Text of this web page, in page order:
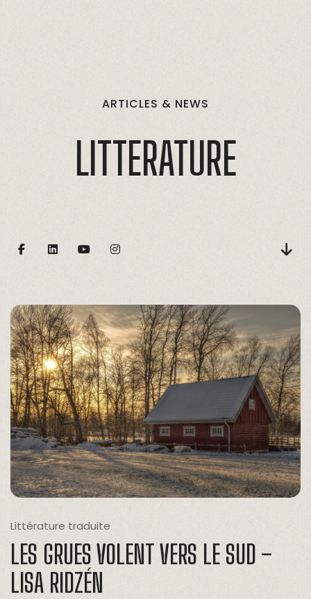
ARTICLES & NEWS
LITTÉRATURE
Littérature traduite
LES GRUES VOLENT VERS LE SUD –
LISA RIDZÉN